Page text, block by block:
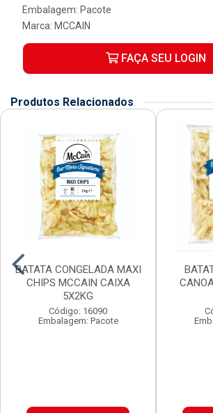
Embalagem: Pacote
Marca: MCCAIN
FAÇA SEU LOGIN
Produtos Relacionados
BATATA CONGELADA MAXI
CHIPS MCCAIN CAIXA
5X2KG
Código: 16090
Embalagem: Pacote